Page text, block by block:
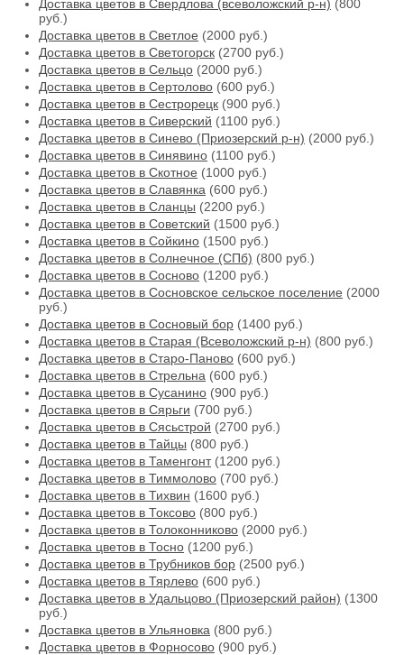
Доставка цветов в Свердлова (всеволожский р-н) (800
руб.)
Доставка цветов в Светлое (2000 руб.)
Доставка цветов в Светогорск (2700 руб.)
Доставка цветов в Сельцо (2000 руб.)
Доставка цветов в Сертолово (600 руб.)
Доставка цветов в Сестрорецк (900 руб.)
Доставка цветов в Сиверский (1100 руб.)
Доставка цветов в Синево (Приозерский р-н) (2000 руб.)
Доставка цветов в Синявино (1100 руб.)
Доставка цветов в Скотное (1000 руб.)
Доставка цветов в Славянка (600 руб.)
Доставка цветов в Сланцы (2200 руб.)
Доставка цветов в Советский (1500 руб.)
Доставка цветов в Сойкино (1500 руб.)
Доставка цветов в Солнечное (СПб) (800 руб.)
Доставка цветов в Сосново (1200 руб.)
Доставка цветов в Сосновское сельское поселение (2000
руб.)
Доставка цветов в Сосновый бор (1400 руб.)
Доставка цветов в Старая (Всеволожский р-н) (800 руб.)
Доставка цветов в Старо-Паново (600 руб.)
Доставка цветов в Стрельна (600 руб.)
Доставка цветов в Сусанино (900 руб.)
Доставка цветов в Сярьги (700 руб.)
Доставка цветов в Сясьстрой (2700 руб.)
Доставка цветов в Тайцы (800 руб.)
Доставка цветов в Таменгонт(1200 руб.)
Доставка цветов в Тиммолово (700 руб.)
Доставка цветов в Тихвин (1600 руб.)
Доставка цветов в Токсово (800 руб.)
Доставка цветов в Толоконниково (2000 руб.)
Доставка цветов в Тосно (1200 руб.)
Доставка цветов в Трубников бор (2500 руб.)
Доставка цветов в Тярлево (600 руб.)
Доставка цветов в Удальцово (Приозерский район) (1300
руб.)
Доставка цветов в Ульяновка (800 руб.)
Доставка цветов в Форносово (900 руб.)